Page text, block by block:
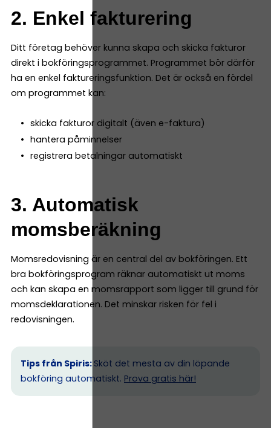
2. Enkel fakturering
Ditt företag behöver kunna skapa och skicka fakturor
direkt i bokföringsprogrammet. Programmet bör därför
ha en enkel faktureringsfunktion. Det är också en fördel
om programmet kan:
skicka fakturor digitalt (även e-faktura)
hantera påminnelser
registrera betalningar automatiskt
3. Automatisk
momsberäkning
Momsredovisning är en central del av bokföringen. Ett
bra bokföringsprogram räknar automatiskt ut moms
och kan skapa en momsrapport som ligger till grund för
momsdeklarationen. Det minskar risken för fel i
redovisningen.
Tips från Spiris: Sköt det mesta av din löpande
bokföring automatiskt. Prova gratis här!